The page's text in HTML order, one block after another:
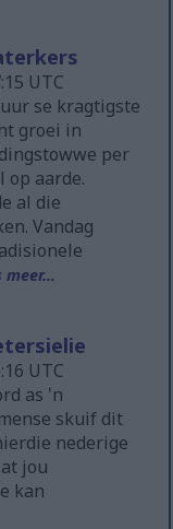
UTC
se kragtigste
groei in
per
op aarde.
al die
Vandag
meer...
UTC
as 'n
skuif dit
nederige
jou
kan